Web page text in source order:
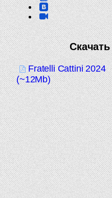
Fratelli Cattini 2024
(~12Mb)